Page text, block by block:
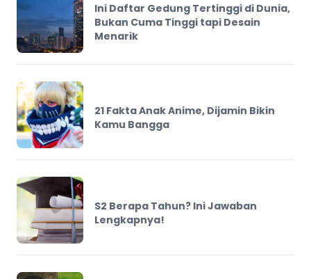
Ini Daftar Gedung Tertinggi di Dunia,
Bukan Cuma Tinggi tapi Desain
Menarik
21 Fakta Anak Anime, Dijamin Bikin
Kamu Bangga
S2 Berapa Tahun? Ini Jawaban
Lengkapnya!